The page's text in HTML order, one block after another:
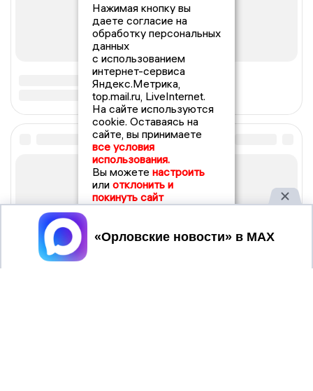
Нажимая кнопку вы
даете согласие на
обработку персональных
данных
с использованием
интернет-сервиса
Яндекс.Метрика,
top.mail.ru, LiveInternet.
На сайте используются
cookie. Оставаясь на
сайте, вы принимаете
все условия
использования.
Вы можете настроить
или отклонить и
покинуть сайт
Принять